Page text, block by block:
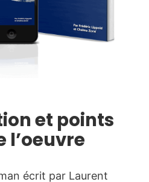
et points
l’oeuvre
écrit par Laurent